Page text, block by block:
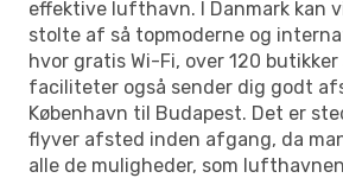
effektive lufthavn. I Danmark kan
stolte af så topmoderne og
hvor gratis Wi-Fi, over 120
faciliteter også sender dig godt
København til Budapest. Det er
flyver afsted inden afgang, da
alle de muligheder, som